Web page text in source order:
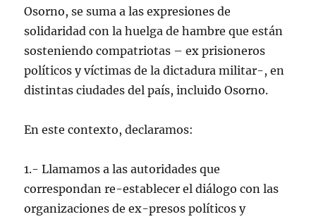
Osorno, se suma a las expresiones de
solidaridad con la huelga de hambre que están
sosteniendo compatriotas – ex prisioneros
políticos y víctimas de la dictadura militar-, en
distintas ciudades del país, incluido Osorno.
En este contexto, declaramos:
1.- Llamamos a las autoridades que
correspondan re-establecer el diálogo con las
organizaciones de ex-presos políticos y